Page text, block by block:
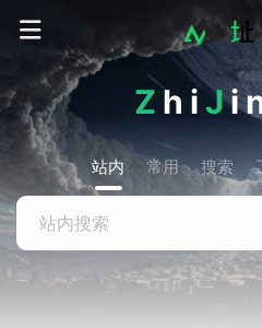
ZhiJ
站内 常用 搜索